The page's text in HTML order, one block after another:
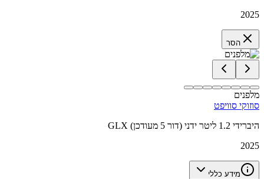
2025
הסר
מלפנים
סוזוקי סוויפט
GLX היברידי 1.2 ליטר ידני (דור 5 מעודכן)
2025
מידע כללי